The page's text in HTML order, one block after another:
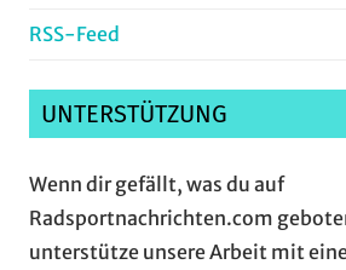
RSS-Feed
UNTERSTÜTZUNG
Wenn dir gefällt, was du auf
Radsportnachrichten.com
unterstütze unsere Arbeit mit